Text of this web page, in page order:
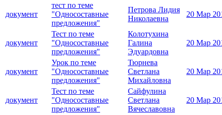
документ
тест по теме
"Односоставные
предложения"
Петрова Лидия
Николаевна
20 Мар
документ
Тест по теме
"Односоставные
предложения"
Колотухина
Галина
Эдуардовна
20 Мар
документ
Урок по теме
"Односоставные
предложения"
Тюрнева
Светлана
Михайловна
20 Мар
документ
Тест по теме
"Односоставные
предложения"
Сайфулина
Светлана
Вячеславовна
20 Мар